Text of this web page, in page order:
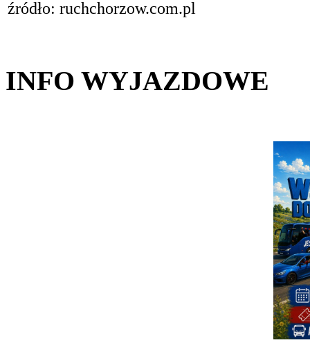
źródło: ruchchorzow.com.pl
INFO WYJAZDOWE